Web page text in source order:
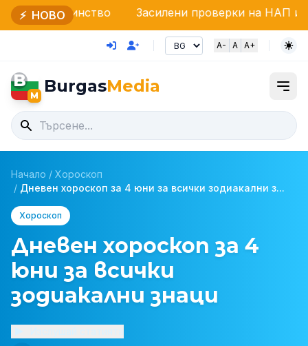
⚡ НОВОЗасилени проверки на НАП и Гранична
A- A A+
B
M BurgasMedia
Начало / Хороскоп
/ Дневен хороскоп за 4 юни за всички зодиакални з...
Хороскоп
Дневен хороскоп за 4
юни за всички
зодиакални знаци